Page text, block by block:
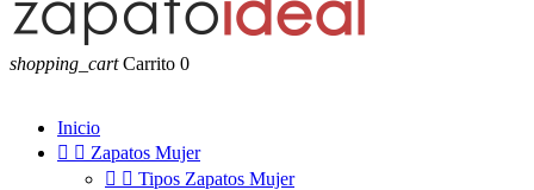
shopping_cart Carrito 0
Inicio
  Zapatos Mujer
  Tipos Zapatos Mujer